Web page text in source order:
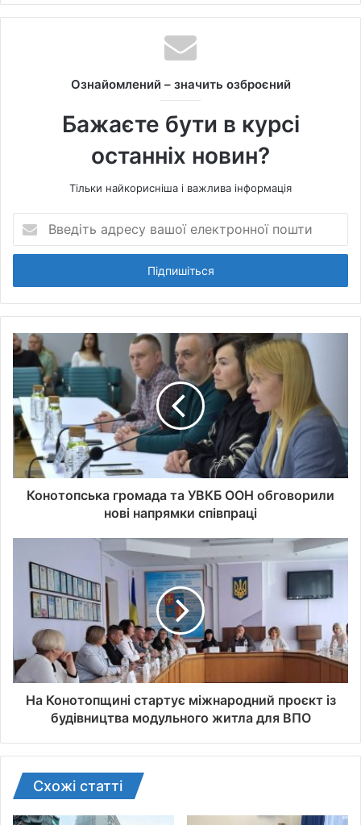
b
s
i
e
Ознайомлений – значить озброєний
Бажаєте бути в курсі
останніх новин?
Тільки найкорисніша і важлива інформація
е
і
т
а
д
р
е
с
у
в
а
ш
н
о
ш
и
Конотопська громада та УВКБ ООН обговорили
нові напрямки співпраці
На Конотопщині стартує міжнародний проєкт із
будівництва модульного житла для ВПО
Схожі статті